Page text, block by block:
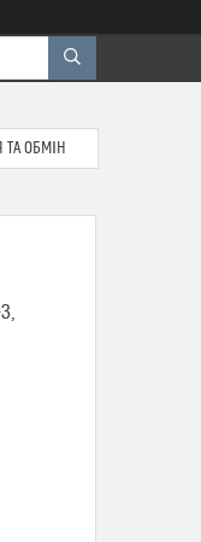
ОБМІН